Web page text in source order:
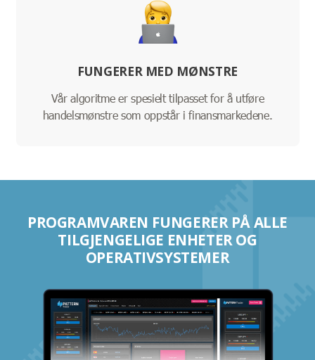
FUNGERER MED MØNSTRE
Vår algoritme er spesielt tilpasset for å utføre
handelsmønstre som oppstår i finansmarkedene.
PROGRAMVAREN FUNGERER PÅ ALLE
TILGJENGELIGE ENHETER OG
OPERATIVSYSTEMER